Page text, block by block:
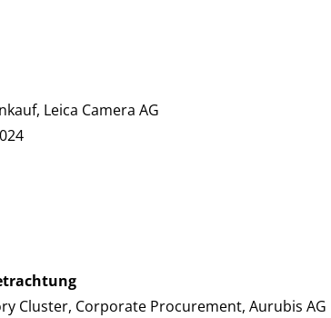
Leica Camera AG
Cluster, Corporate Procurement, Aurubis AG